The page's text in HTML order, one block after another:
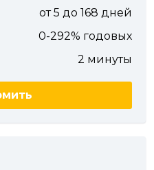
от 5 до 168 дней
0-292% годовых
2 минуты